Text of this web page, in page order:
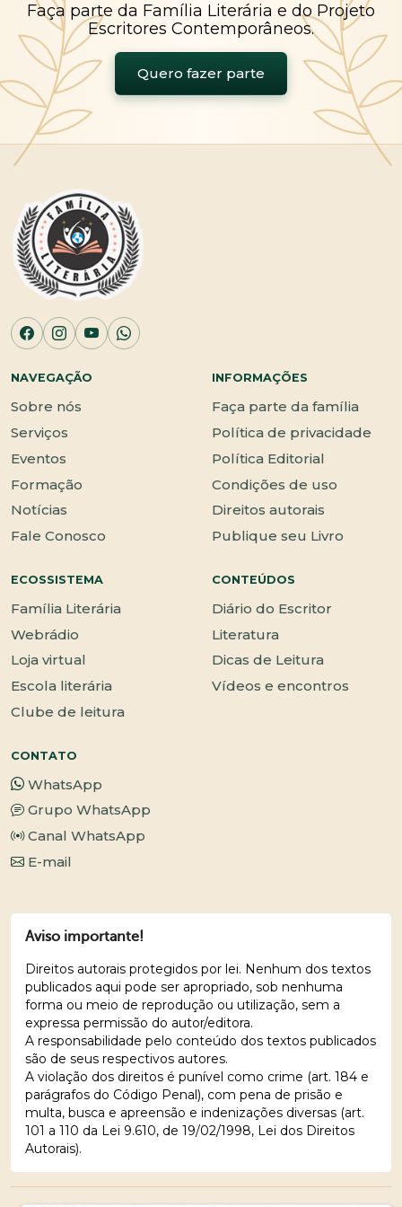
Faça parte da Família Literária e do Projeto
Escritores Contemporâneos.
Quero fazer parte
NAVEGAÇÃO
Sobre nós
Serviços
Eventos
Formação
Notícias
Fale Conosco
INFORMAÇÕES
Faça parte da família
Política de privacidade
Política Editorial
Condições de uso
Direitos autorais
Publique seu Livro
ECOSSISTEMA
Família Literária
Webrádio
Loja virtual
Escola literária
Clube de leitura
CONTEÚDOS
Diário do Escritor
Literatura
Dicas de Leitura
Vídeos e encontros
CONTATO
WhatsApp
Grupo WhatsApp
Canal WhatsApp
E-mail
Aviso importante!
Direitos autorais protegidos por lei. Nenhum dos textos
publicados aqui pode ser apropriado, sob nenhuma
forma ou meio de reprodução ou utilização, sem a
expressa permissão do autor/editora.
A responsabilidade pelo conteúdo dos textos publicados
são de seus respectivos autores.
A violação dos direitos é punível como crime (art. 184 e
parágrafos do Código Penal), com pena de prisão e
multa, busca e apreensão e indenizações diversas (art.
101 a 110 da Lei 9.610, de 19/02/1998, Lei dos Direitos
Autorais).